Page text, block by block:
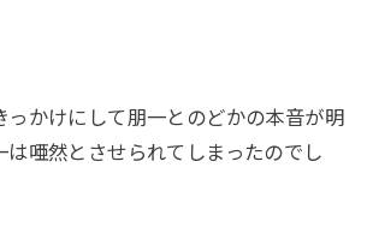
っかけにして朋一とのどかの本音が明
は唖然とさせられてしまったのでし